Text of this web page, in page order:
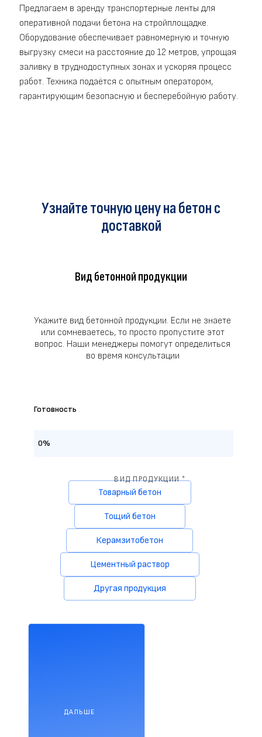
Предлагаем в аренду транспортерные ленты для
оперативной подачи бетона на стройплощадке.
Оборудование обеспечивает равномерную и точную
выгрузку смеси на расстояние до 12 метров, упрощая
заливку в труднодоступных зонах и ускоряя процесс
работ. Техника подаётся с опытным оператором,
гарантирующим безопасную и бесперебойную работу.
Узнайте точную цену на бетон с
доставкой
Вид бетонной продукции
Укажите вид бетонной продукции. Если не знаете
или сомневаетесь, то просто пропустите этот
вопрос. Наши менеджеры помогут определиться
во время консультации
Готовность
0%
ВИД ПРОДУКЦИИ *
Товарный бетон
Тощий бетон
Керамзитобетон
Цементный раствор
Другая продукция
ДАЛЬШЕ